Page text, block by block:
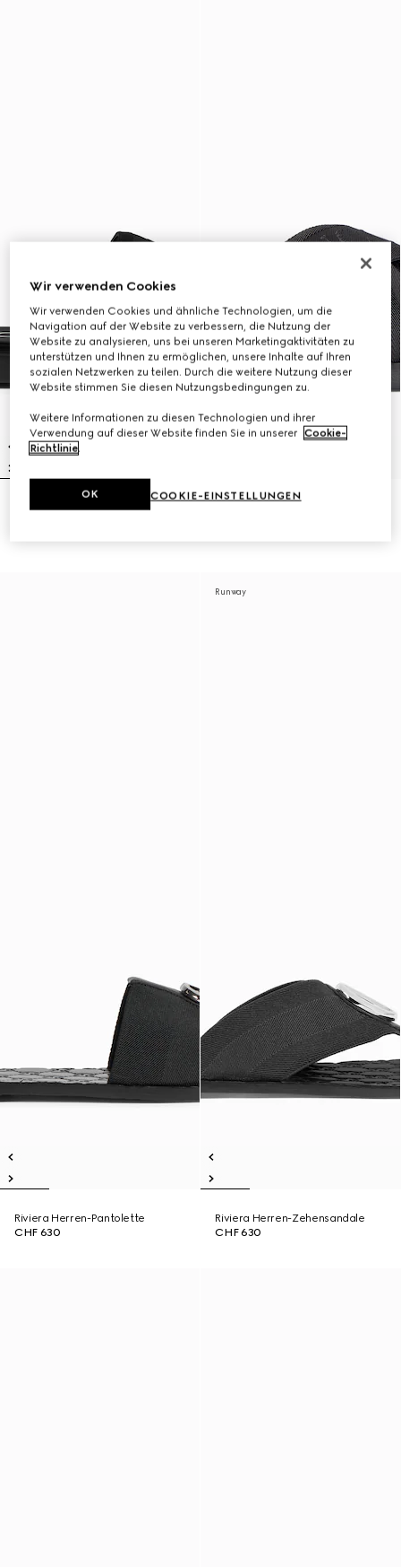
Herrenpantolette mit farblich
Riviera Herren-Pantolette
CHF 630
Runway
Riviera Herren-Zehensandale
CHF 630
Wir verwenden Cookies
Wir verwenden Cookies und ähnliche Technologien, um die
Navigation auf der Website zu verbessern, die Nutzung der
Website zu analysieren, uns bei unseren Marketingaktivitäten zu
unterstützen und Ihnen zu ermöglichen, unsere Inhalte auf Ihren
sozialen Netzwerken zu teilen. Durch die weitere Nutzung dieser
Website stimmen Sie diesen Nutzungsbedingungen zu.
Weitere Informationen zu diesen Technologien und ihrer
Verwendung auf dieser Website finden Sie in unserer Cookie-
Richtlinie.
COOKIE-EINSTELLUNGEN
OK